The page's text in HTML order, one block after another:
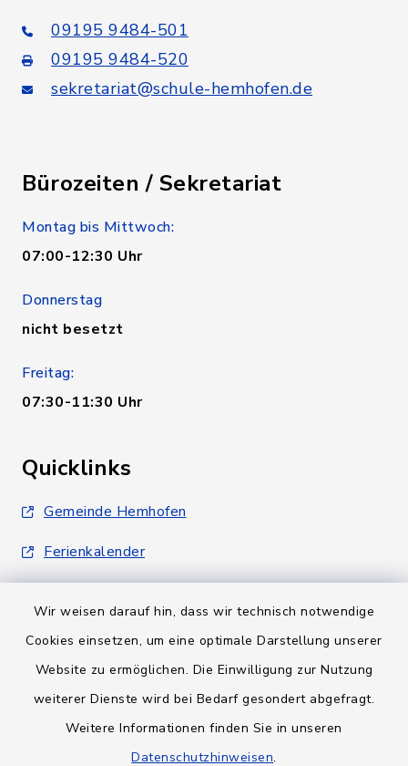
Wir weisen darauf hin, dass wir technisch notwendige
Cookies einsetzen, um eine optimale Darstellung unserer
Website zu ermöglichen. Die Einwilligung zur Nutzung
weiterer Dienste wird bei Bedarf gesondert abgefragt.
Weitere Informationen finden Sie in unseren
Datenschutzhinweisen.
09195 9484-501
09195 9484-520
sekretariat@schule-hemhofen.de
Bürozeiten / Sekretariat
Montag bis Mittwoch:
07:00-12:30 Uhr
Donnerstag
nicht besetzt
Freitag:
07:30-11:30 Uhr
Quicklinks
Gemeinde Hemhofen
Ferienkalender
Barrierefreiheit